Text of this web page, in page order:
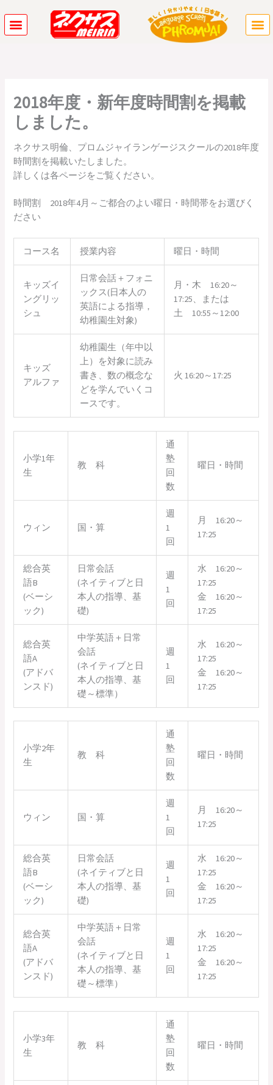
を
2018年度・新年度時間割を掲載
しました。
ネクサス明倫、プロムジャイランゲージスクールの2018年度
時間割を掲載いたしました。
詳しくは各ページをご覧ください。
時間割 2018年4月～ ご都合のよい曜日・時間帯をお選びく
ださい
コース名 授業内容 曜日・時間
キッズイ
ングリッ
シュ
日常会話＋フォニ
ックス(日本人の
英語による指導，
幼稚園生対象)
月・木 16:20～
17:25、または
土 10:55～12:00
キッズ
アルファ
幼稚園生（年中以
上）を対象に読み
書き、数の概念な
どを学んでいくコ
ースです。
火 16:20～17:25
小学1年
生
教 科
通
塾
回
数
曜日・時間
ウィン 国・算
週
1
回
月 16:20～
17:25
総合英
語B
(ベーシ
ック)
日常会話
(ネイティブと日
本人の指導、基
礎)
週
1
回
水 16:20～
17:25
金 16:20～
17:25
総合英
語A
(アドバ
ンスド)
中学英語＋日常
会話
(ネイティブと日
本人の指導、基
礎～標準）
週
1
回
水 16:20～
17:25
金 16:20～
17:25
小学2年
生
教 科
通
塾
回
数
曜日・時間
ウィン 国・算
週
1
回
月 16:20～
17:25
総合英
語B
(ベーシ
ック)
日常会話
(ネイティブと日
本人の指導、基
礎)
週
1
回
水 16:20～
17:25
金 16:20～
17:25
総合英
語A
(アドバ
ンスド)
中学英語＋日常
会話
(ネイティブと日
本人の指導、基
礎～標準）
週
1
回
水 16:20～
17:25
金 16:20～
17:25
小学3年
生
教 科
通
塾
回
数
曜日・時間